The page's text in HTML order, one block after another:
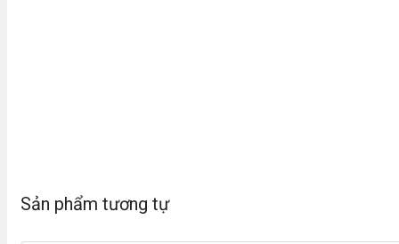
Sản phẩm tương tự